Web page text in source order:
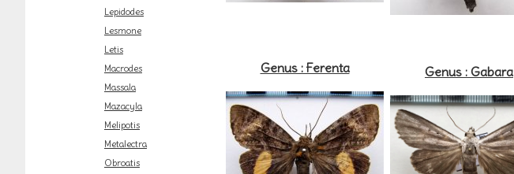
Lepidodes
Lesmone
Letis
Macrodes
Massala
Mazacyla
Melipotis
Metalectra
Obroatis
Genus : Ferenta Genus : Gabara